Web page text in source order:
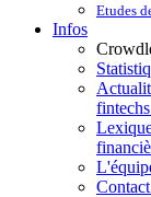
Etudes
Infos
Contact